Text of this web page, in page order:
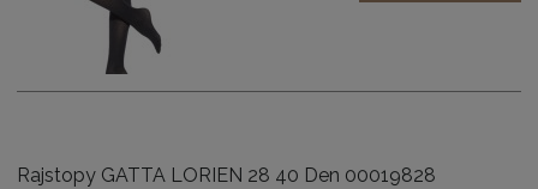
Rajstopy GATTA LORIEN 28 40 Den 00019828